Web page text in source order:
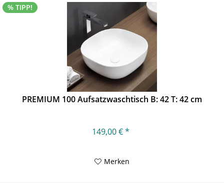
% TIPP!
PREMIUM 100 Aufsatzwaschtisch B: 42 T: 42 cm
149,00 € *
Merken